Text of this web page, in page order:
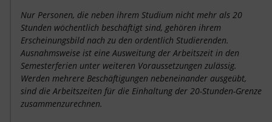
Nur Personen, die neben ihrem Studium nicht mehr als 20
Stunden wöchentlich beschäftigt sind, gehören ihrem
Erscheinungsbild nach zu den ordentlich Studierenden.
Ausnahmsweise ist eine Ausweitung der Arbeitszeit in den
Semesterferien unter weiteren Voraussetzungen zulässig.
Werden mehrere Beschäftigungen nebeneinander ausgeübt,
sind die Arbeitszeiten für die Einhaltung der 20-Stunden-Grenze
zusammenzurechnen.